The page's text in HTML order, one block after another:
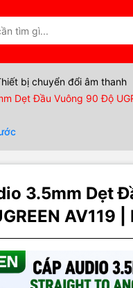
bị chuyển đổi âm thanh
Dẹt Đầu Vuông 90 Độ
3.5mm Dẹt
AV119
kỹ thuật
UGREEN AV119
3.5mm Male to
1 đầu vuông góc
TPE dẹt chống rối
Mới